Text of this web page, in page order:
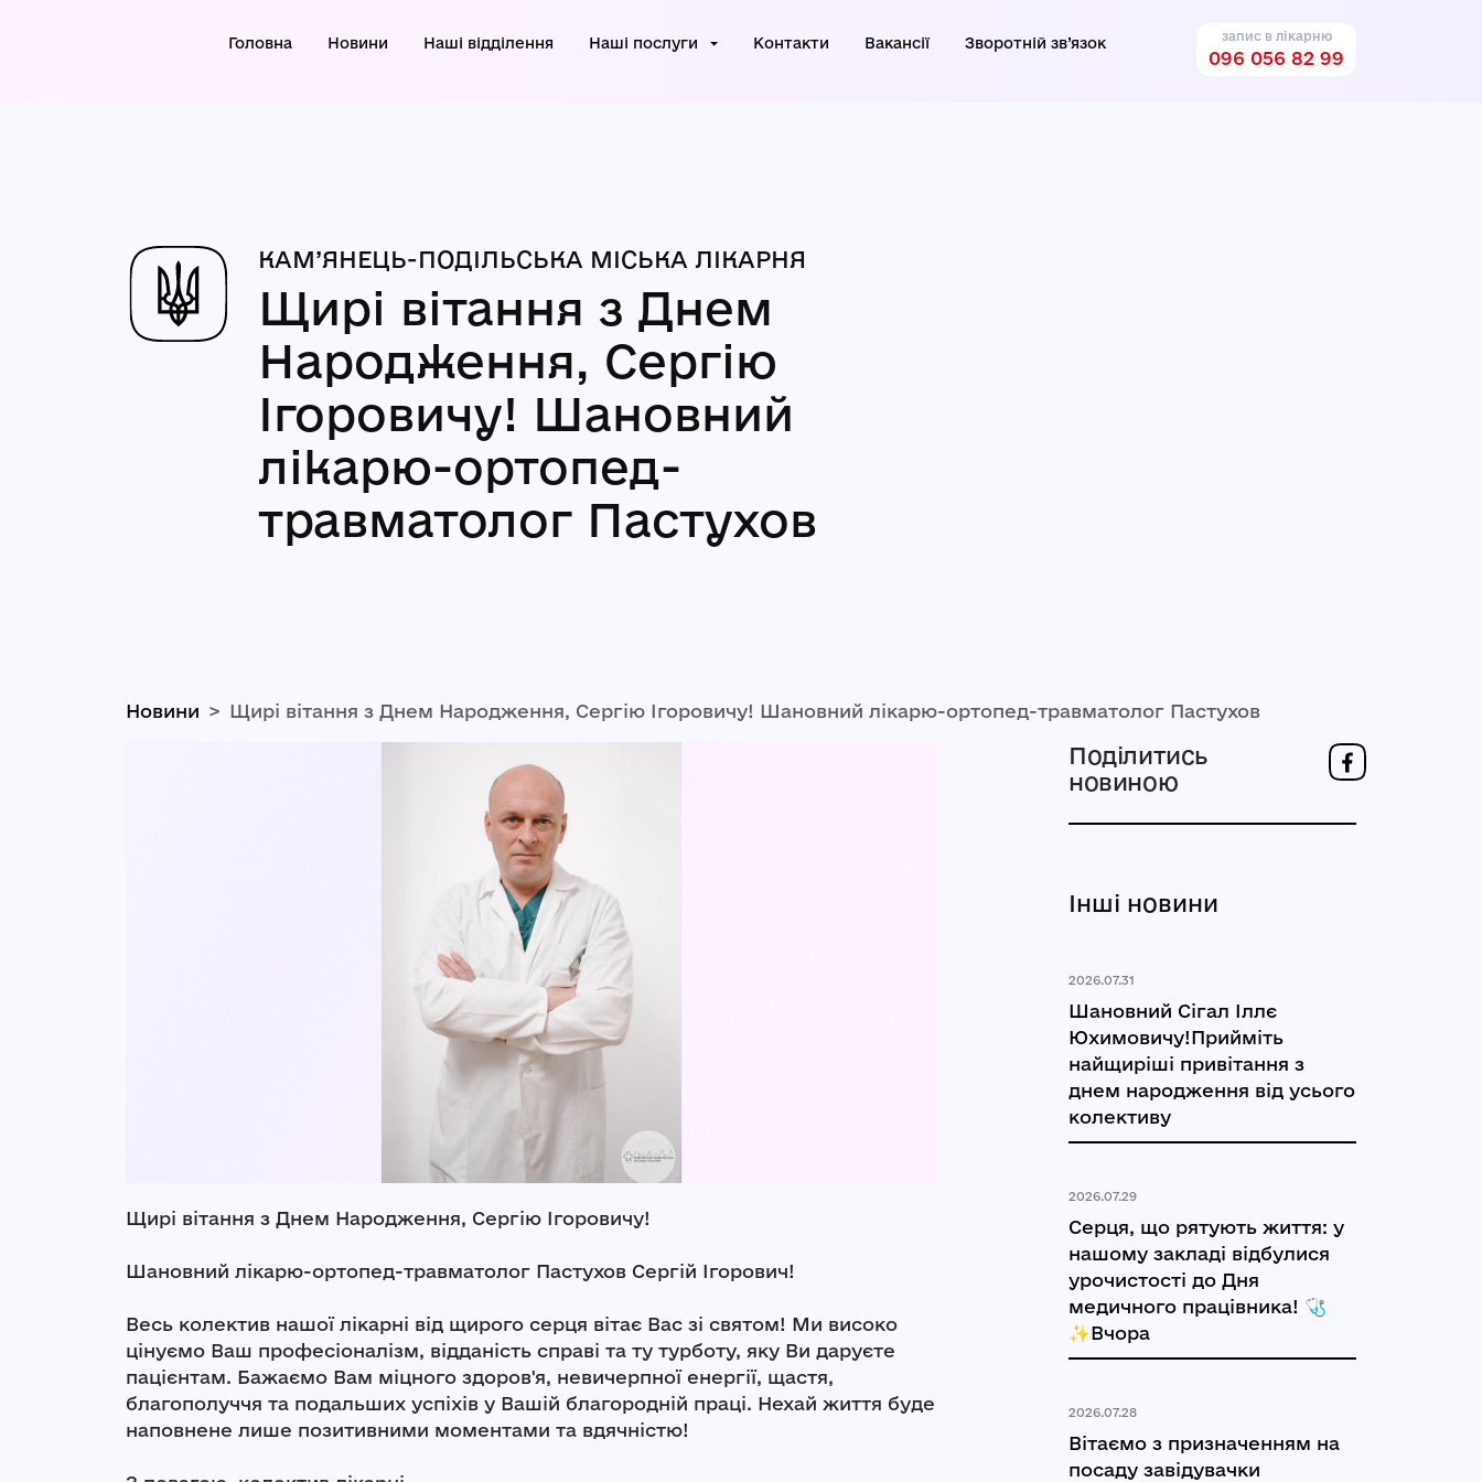
Головна Новини Наші відділення Наші послуги Контакти Вакансії Зворотній зв’язок запис в лікарню
096 056 82 99
КАМ’ЯНЕЦЬ-ПОДІЛЬСЬКА МІСЬКА ЛІКАРНЯ
Щирі вітання з Днем
Народження, Сергію
Ігоровичу! Шановний
лікарю-ортопед-
травматолог Пастухов
Новини Щирі вітання з Днем Народження, Сергію Ігоровичу! Шановний лікарю-ортопед-травматолог Пастухов
Щирі вітання з Днем Народження, Сергію Ігоровичу!
Шановний лікарю-ортопед-травматолог Пастухов Сергій Ігорович!
Весь колектив нашої лікарні від щирого серця вітає Вас зі святом! Ми високо
цінуємо Ваш професіоналізм, відданість справі та ту турботу, яку Ви даруєте
пацієнтам. Бажаємо Вам міцного здоров'я, невичерпної енергії, щастя,
благополуччя та подальших успіхів у Вашій благородній праці. Нехай життя буде
наповнене лише позитивними моментами та вдячністю!
Поділитись
новиною
Інші новини
2026.07.31
Шановний Сігал Іллє
Юхимовичу!Прийміть
найщиріші привітання з
днем народження від усього
колективу
2026.07.29
Серця, що рятують життя: у
нашому закладі відбулися
урочистості до Дня
медичного працівника! 🩺
✨Вчора
2026.07.28
Вітаємо з призначенням на
посаду завідувачки